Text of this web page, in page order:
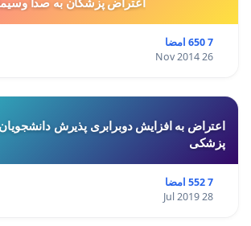
7 650 امضا
26 Nov 2014
اعتراض به افزایش دوبرابری پذیرش
پزشکی
7 552 امضا
28 Jul 2019